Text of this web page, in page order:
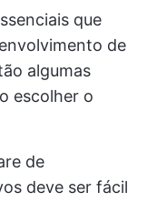
que
de
algumas
escolher o
de
deve ser fácil